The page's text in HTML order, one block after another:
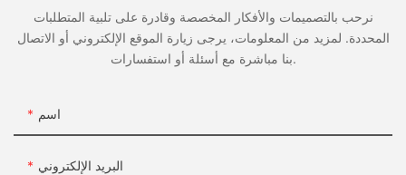
نرحب بالتصميمات والأفكار المخصصة وقادرة على تلبية المتطلبات
المحددة. لمزيد من المعلومات، يرجى زيارة الموقع الإلكتروني أو الاتصال
بنا مباشرة مع أسئلة أو استفسارات.
اسم
البريد الإلكتروني